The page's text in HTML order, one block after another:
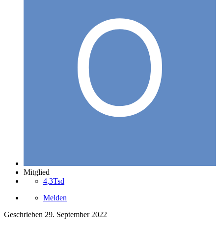
Mitglied
4,3Tsd
Melden
Geschrieben 29. September 2022